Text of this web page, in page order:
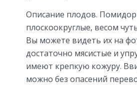
Описание плодов.
плоскоокруглые, весом
Вы можете видеть их на
достаточно мясистые и
имеют крепкую кожуру.
можно без опасений